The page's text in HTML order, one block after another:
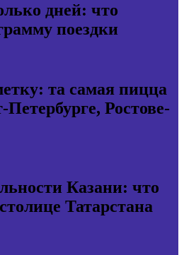
дней: что
поездки
та самая пицца
Ростове-
Казани: что
Татарстана